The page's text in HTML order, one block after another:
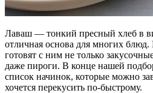
Лаваш — тонкий пресный хлеб в
отличная основа для многих блюд.
готовят с ним не только
даже пироги. В конце нашей
список начинок, которые можно
хочется перекусить по-быстрому.